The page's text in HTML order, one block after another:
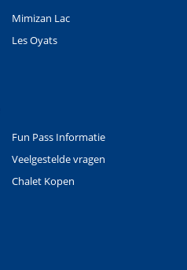
Mimizan Lac
Les Oyats
Fun Pass Informatie
Veelgestelde vragen
Chalet Kopen